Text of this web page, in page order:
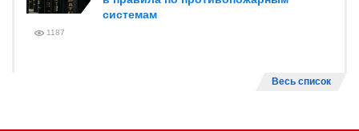
системам
1187
Весь список